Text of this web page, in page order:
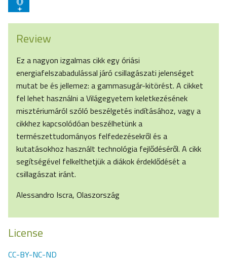
Review
Ez a nagyon izgalmas cikk egy óriási
energiafelszabadulással járó csillagászati jelenséget
mutat be és jellemez: a gammasugár-kitörést. A cikket
fel lehet használni a Világegyetem keletkezésének
misztériumáról szóló beszélgetés indításához, vagy a
cikkhez kapcsolódóan beszélhetünk a
természettudományos felfedezésekről és a
kutatásokhoz használt technológia fejlődéséről. A cikk
segítségével felkelthetjük a diákok érdeklődését a
csillagászat iránt.
Alessandro Iscra, Olaszország
License
CC-BY-NC-ND